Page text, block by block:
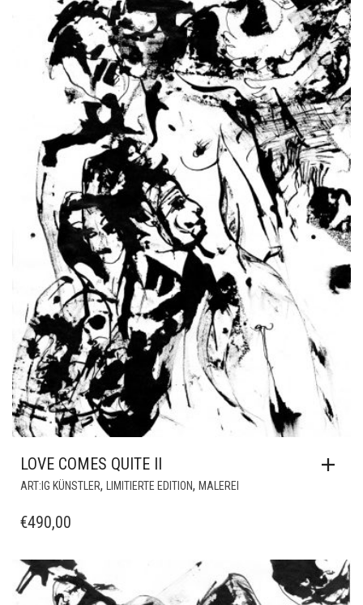
LOVE COMES QUITE II
ART:IG KÜNSTLER, LIMITIERTE EDITION, MALEREI
€490,00